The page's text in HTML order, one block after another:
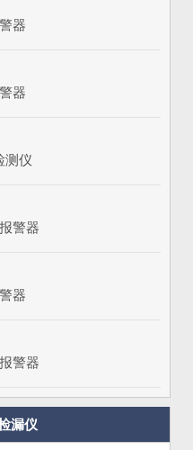
器
器
测仪
警器
器
警器
漏仪